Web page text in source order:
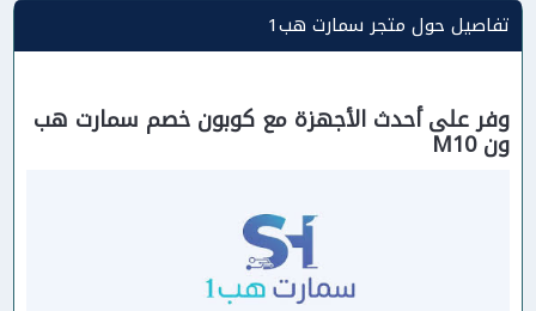
تفاصيل حول متجر سمارت هب1
وفر على أحدث الأجهزة مع كوبون خصم سمارت هب
ون M10